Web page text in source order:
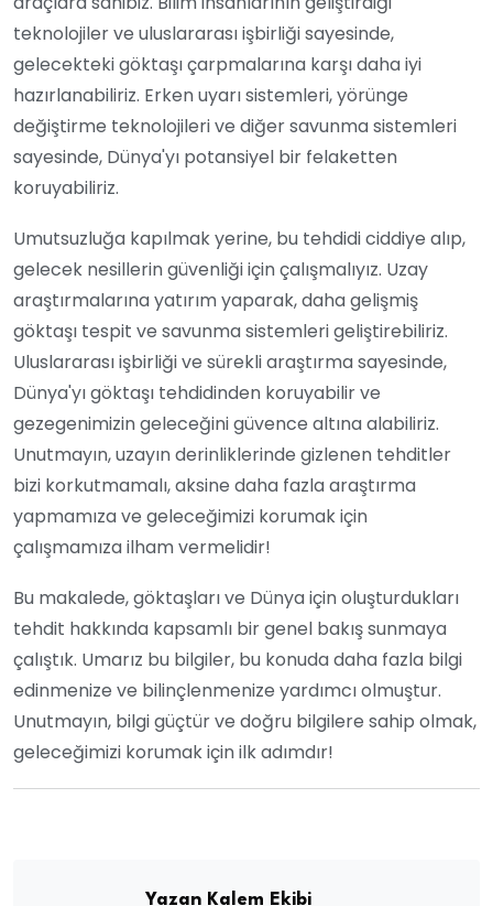
teknolojiler ve uluslararası işbirliği sayesinde,
gelecekteki göktaşı çarpmalarına karşı daha iyi
hazırlanabiliriz. Erken uyarı sistemleri, yörünge
değiştirme teknolojileri ve diğer savunma sistemleri
sayesinde, Dünya'yı potansiyel bir felaketten
koruyabiliriz.
Umutsuzluğa kapılmak yerine, bu tehdidi ciddiye alıp,
gelecek nesillerin güvenliği için çalışmalıyız. Uzay
araştırmalarına yatırım yaparak, daha gelişmiş
göktaşı tespit ve savunma sistemleri geliştirebiliriz.
Uluslararası işbirliği ve sürekli araştırma sayesinde,
Dünya'yı göktaşı tehdidinden koruyabilir ve
gezegenimizin geleceğini güvence altına alabiliriz.
Unutmayın, uzayın derinliklerinde gizlenen tehditler
bizi korkutmamalı, aksine daha fazla araştırma
yapmamıza ve geleceğimizi korumak için
çalışmamıza ilham vermelidir!
Bu makalede, göktaşları ve Dünya için oluşturdukları
tehdit hakkında kapsamlı bir genel bakış sunmaya
çalıştık. Umarız bu bilgiler, bu konuda daha fazla bilgi
edinmenize ve bilinçlenmenize yardımcı olmuştur.
Unutmayın, bilgi güçtür ve doğru bilgilere sahip olmak,
geleceğimizi korumak için ilk adımdır!
Yazan Kalem Ekibi